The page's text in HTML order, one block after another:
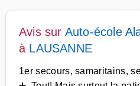
Avis sur Auto-école
à LAUSANNE
1er secours, samaritains,